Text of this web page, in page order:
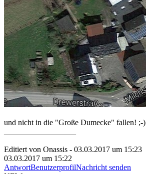
und nicht in die "Große Dumecke" fallen! ;-)
Editiert von Onassis - 03.03.2017 um 15:23
03.03.2017 um 15:22
AntwortBenutzerprofilNachricht senden